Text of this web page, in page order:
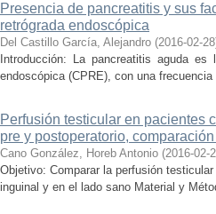
Presencia de pancreatitis y sus
retrógrada endoscópica
Del Castillo García, Alejandro (2016-02-28
Introducción: La pancreatitis aguda
endoscópica (CPRE), con una
Perfusión testicular en pacientes
pre y postoperatorio,
Cano González, Horeb Antonio (2016-02-
Objetivo: Comparar la perfusión
inguinal y en el lado sano Material y